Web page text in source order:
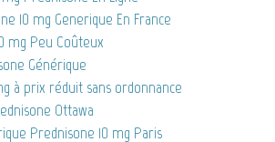
10 mg Generique En France
mg Peu Coûteux
Générique
à prix réduit sans ordonnance
Ottawa
Prednisone 10 mg Paris